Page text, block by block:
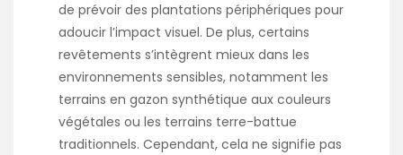
de prévoir des plantations périphériques pour
adoucir l’impact visuel. De plus, certains
revêtements s’intègrent mieux dans les
environnements sensibles, notamment les
terrains en gazon synthétique aux couleurs
végétales ou les terrains terre-battue
traditionnels. Cependant, cela ne signifie pas